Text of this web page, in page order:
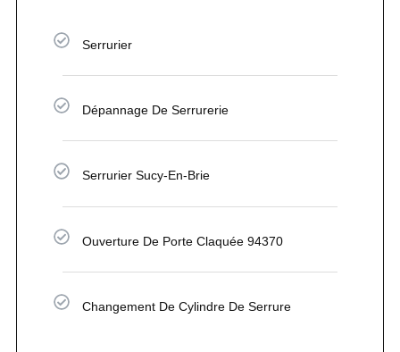
Serrurier
Dépannage De Serrurerie
Serrurier Sucy-En-Brie
Ouverture De Porte Claquée 94370
Changement De Cylindre De Serrure